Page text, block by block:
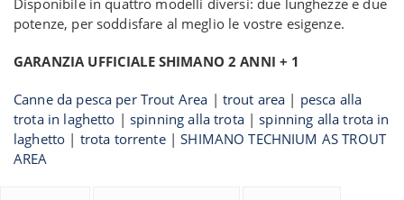
Disponibile in quattro modelli diversi: due lunghezze e due
potenze, per soddisfare al meglio le vostre esigenze.
GARANZIA UFFICIALE SHIMANO 2 ANNI + 1
Canne da pesca per Trout Area | trout area | pesca alla
trota in laghetto |spinning alla trota|spinning alla trota in
laghetto | trota torrente|SHIMANO TECHNIUM AS TROUT
AREA